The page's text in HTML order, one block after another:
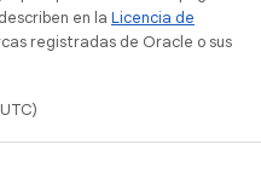
en la Licencia de
registradas de Oracle o sus